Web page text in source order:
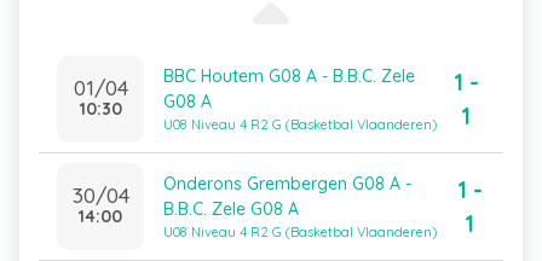
01/04
10:30
BBC Houtem G08 A - B.B.C. Zele
G08 A
U08 Niveau 4 R2 G (Basketbal Vlaanderen)
1 -
1
30/04
14:00
Onderons Grembergen G08 A -
B.B.C. Zele G08 A
U08 Niveau 4 R2 G (Basketbal Vlaanderen)
1 -
1